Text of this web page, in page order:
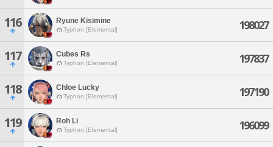
116 Ryune Kisimine
Typhon [Elemental] 198027
117 Cubes Rs
Typhon [Elemental] 197837
118 Chloe Lucky
Typhon [Elemental] 197190
119 Roh Li
Typhon [Elemental] 196099